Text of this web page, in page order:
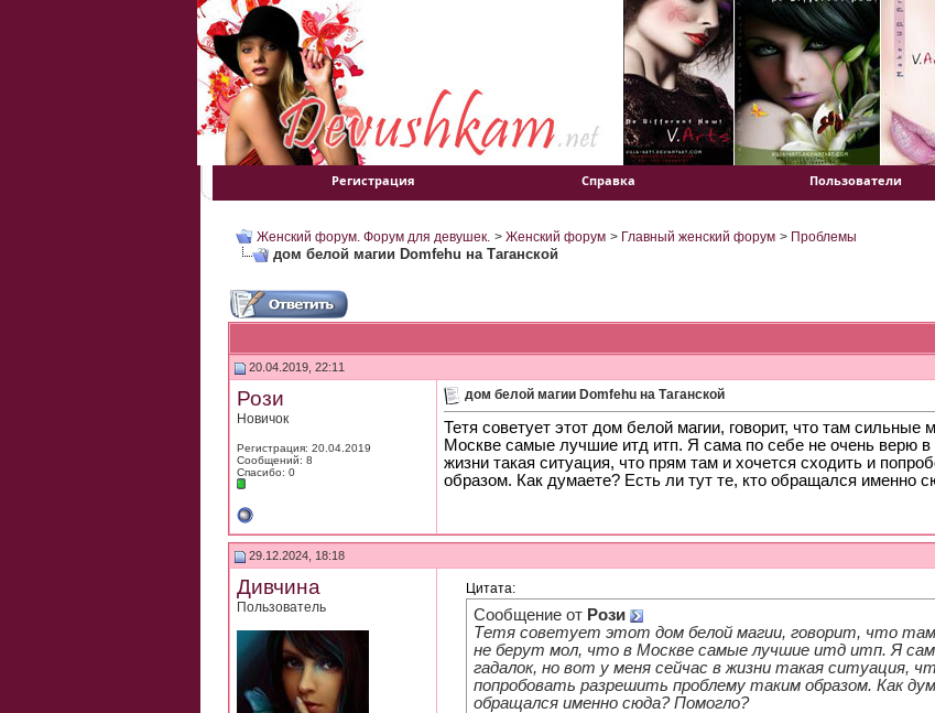
Регистрация Справка Пользователи
Женский форум. Форум для девушек. > Женский форум > Главный женский форум > Проблемы
дом белой магии Domfehu на Таганской
20.04.2019, 22:11
Рози
Новичок
Регистрация: 20.04.2019
Сообщений: 8
Спасибо: 0
дом белой магии Domfehu на Таганской
Тетя советует этот дом белой магии, говорит, что там сильные
Москве самые лучшие итд итп. Я сама по себе не очень верю в
жизни такая ситуация, что прям там и хочется сходить и
образом. Как думаете? Есть ли тут те, кто обращался именно
29.12.2024, 18:18
Дивчина
Пользователь
Цитата:
Сообщение от Рози
Тетя советует этот дом белой магии, говорит, что
не берут мол, что в Москве самые лучшие итд итп. Я
гадалок, но вот у меня сейчас в жизни такая ситуация,
попробовать разрешить проблему таким образом. Как
обращался именно сюда? Помогло?